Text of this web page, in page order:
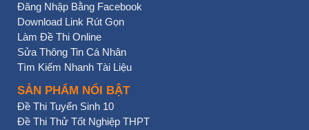
Đăng Nhập Bằng Facebook
Download Link Rút Gọn
Làm Đề Thi Online
Sửa Thông Tin Cá Nhân
Tìm Kiếm Nhanh Tài Liệu
SẢN PHẨM NỔI BẬT
Đề Thi Tuyển Sinh 10
Đề Thi Thử Tốt Nghiệp THPT